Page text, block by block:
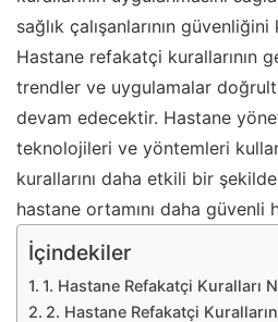
sağlık çalışanlarının güvenliğini
Hastane refakatçi kurallarının
trendler ve uygulamalar
devam edecektir. Hastane
teknolojileri ve yöntemleri
kurallarını daha etkili bir
hastane ortamını daha güvenli
İçindekiler
1. Hastane Refakatçi Kuralları
2. Hastane Refakatçi